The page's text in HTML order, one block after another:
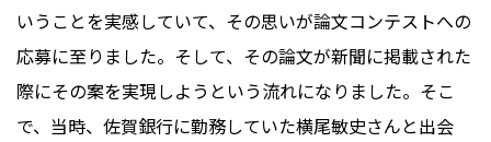
いうことを実感していて、その思いが論文コンテストへの
応募に至りました。そして、その論文が新聞に掲載された
際にその案を実現しようという流れになりました。そこ
で、当時、佐賀銀行に勤務していた横尾敏史さんと出会